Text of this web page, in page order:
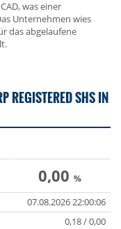
was einer
Unternehmen wies
das abgelaufene
REGISTERED SHS IN
0,00 %
07.08.2026 22:00:06
0,18 / 0,00